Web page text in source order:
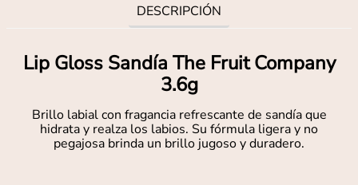
DESCRIPCIÓN
Lip Gloss Sandía The Fruit Company
3.6g
Brillo labial con fragancia refrescante de sandía que
hidrata y realza los labios. Su fórmula ligera y no
pegajosa brinda un brillo jugoso y duradero.